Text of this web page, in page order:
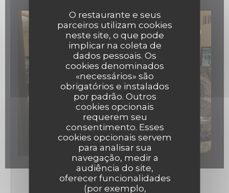
O restaurante e seus
parceiros utilizam cookies
neste site, o que pode
implicar na coleta de
dados pessoais. Os
cookies denominados
«necessários» são
obrigatórios e instalados
por padrão. Outros
cookies opcionais
requerem seu
consentimento. Esses
cookies opcionais servem
para analisar sua
navegação, medir a
audiência do site,
oferecer funcionalidades
(por exemplo,